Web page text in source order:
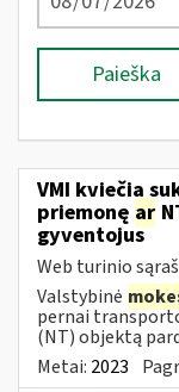
Paieška
VMI kviečia
priemonę ar
gyventojus
Web turinio
Valstybinė
pernai
(NT) objektą
Metai: 2023